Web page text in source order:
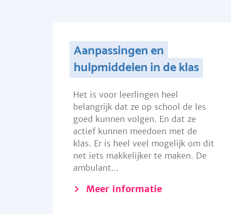
Aanpassingen en
hulpmiddelen in de klas
Het is voor leerlingen heel
belangrijk dat ze op school de les
goed kunnen volgen. En dat ze
actief kunnen meedoen met de
klas. Er is heel veel mogelijk om dit
net iets makkelijker te maken. De
ambulant...
Meer informatie